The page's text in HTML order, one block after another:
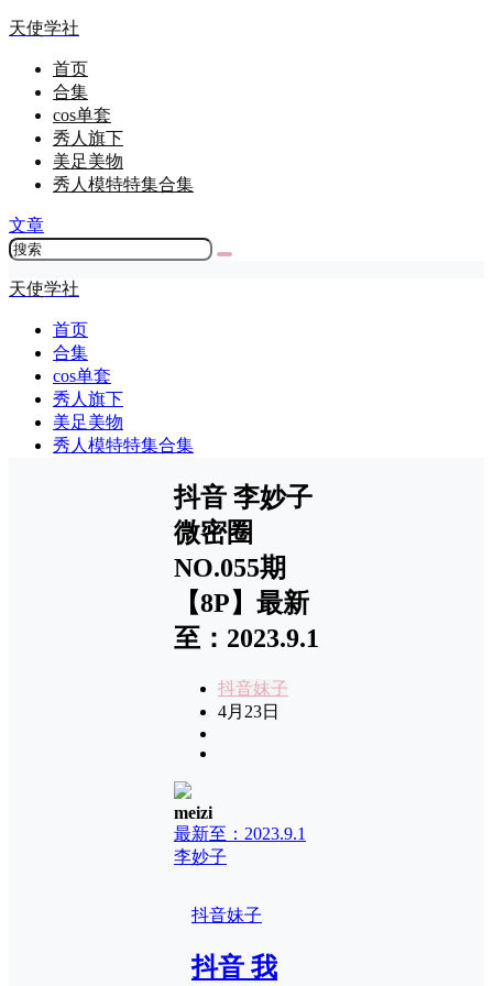
天使学社
首页
合集
cos单套
秀人旗下
美足美物
秀人模特特集合集
文章
天使学社
首页
合集
cos单套
秀人旗下
美足美物
秀人模特特集合集
抖音 李妙子
微密圈
NO.055期
【8P】最新
至：2023.9.1
抖音妹子
4月23日
meizi
最新至：2023.9.1
李妙子
抖音妹子
抖音 我